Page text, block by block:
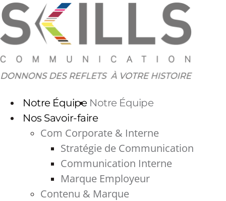
Aller
au
contenu
Notre Équipe
Nos Savoir-faire
Com Corporate & Interne
Stratégie de Communication
Communication Interne
Marque Employeur
Contenu & Marque
Notre Équipe